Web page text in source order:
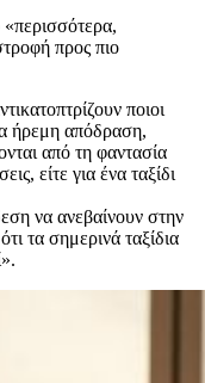
προς πιο
ποιοι
ήρεμη απόδραση,
από τη φαντασία
είτε για ένα ταξίδι
να ανεβαίνουν στην
τα σημερινά ταξίδια